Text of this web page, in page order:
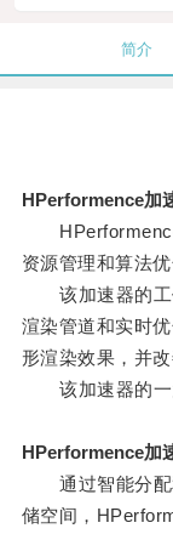
简介
HPerformence加
HPerformence
资源管理和算法
该加速器的工
渲染管道和实时
形渲染效果，并
该加速器的一
HPerformence加
通过智能分配
储空间，